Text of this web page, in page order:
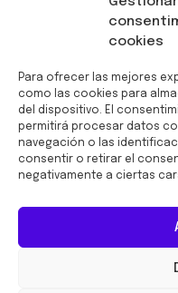
cookies
Para ofrecer las mejores
como las cookies para
del dispositivo. El
permitirá procesar datos
navegación o las
consentir o retirar el
negativamente a ciertas
Financiado por
Europea -